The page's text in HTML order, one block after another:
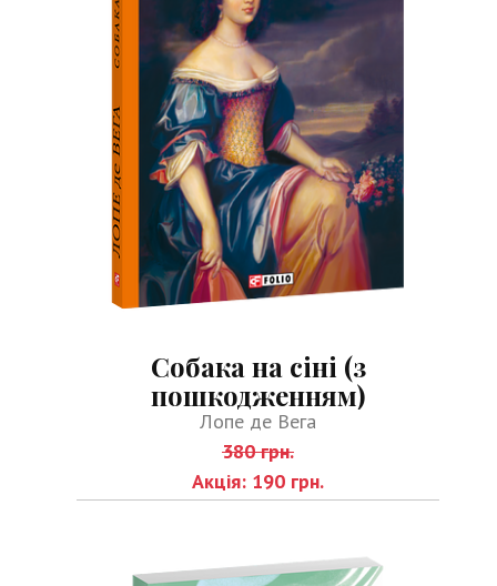
Собака на сіні (з
пошкодженням)
Лопе де Вега
380 грн.
Акція: 190 грн.